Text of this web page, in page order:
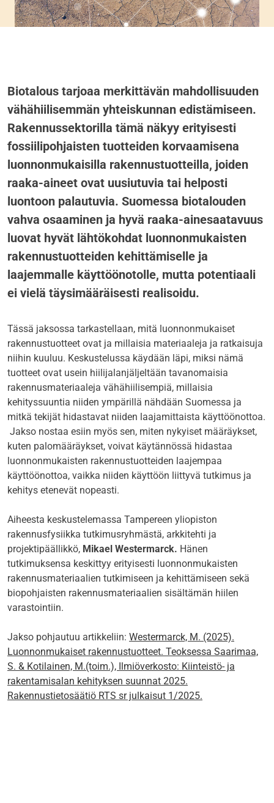
Biotalous tarjoaa merkittävän mahdollisuuden
vähähiilisemmän yhteiskunnan edistämiseen.
Rakennussektorilla tämä näkyy erityisesti
fossiilipohjaisten tuotteiden korvaamisena
luonnonmukaisilla rakennustuotteilla, joiden
raaka-aineet ovat uusiutuvia tai helposti
luontoon palautuvia. Suomessa biotalouden
vahva osaaminen ja hyvä raaka-ainesaatavuus
luovat hyvät lähtökohdat luonnonmukaisten
rakennustuotteiden kehittämiselle ja
laajemmalle käyttöönotolle, mutta potentiaali
ei vielä täysimääräisesti realisoidu.
Tässä jaksossa tarkastellaan, mitä luonnonmukaiset
rakennustuotteet ovat ja millaisia materiaaleja ja ratkaisuja
niihin kuuluu. Keskustelussa käydään läpi, miksi nämä
tuotteet ovat usein hiilijalanjäljeltään tavanomaisia
rakennusmateriaaleja vähähiilisempiä, millaisia
kehityssuuntia niiden ympärillä nähdään Suomessa ja
mitkä tekijät hidastavat niiden laajamittaista käyttöönottoa.
Jakso nostaa esiin myös sen, miten nykyiset määräykset,
kuten palomääräykset, voivat käytännössä hidastaa
luonnonmukaisten rakennustuotteiden laajempaa
käyttöönottoa, vaikka niiden käyttöön liittyvä tutkimus ja
kehitys etenevät nopeasti.
Aiheesta keskustelemassa Tampereen yliopiston
rakennusfysiikka tutkimusryhmästä, arkkitehti ja
projektipäällikkö, Mikael Westermarck. Hänen
tutkimuksensa keskittyy erityisesti luonnonmukaisten
rakennusmateriaalien tutkimiseen ja kehittämiseen sekä
biopohjaisten rakennusmateriaalien sisältämän hiilen
varastointiin.
Jakso pohjautuu artikkeliin: Westermarck, M. (2025).
Luonnonmukaiset rakennustuotteet. Teoksessa Saarimaa,
S. & Kotilainen, M.(toim.), Ilmiöverkosto: Kiinteistö- ja
rakentamisalan kehityksen suunnat 2025.
Rakennustietosäätiö RTS sr julkaisut 1/2025.